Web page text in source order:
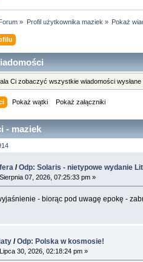
» Profil użytkownika maziek » Pokaż
Ci zobaczyć wszystkie wiadomości
Pokaż wątki Pokaż załączniki
- maziek
/Odp: Solaris - nietypowe wydanie
Sierpnia 07, 2026, 07:25:33 pm »
- biorąc pod uwagę epokę -
/Odp: Polska w kosmosie!
Lipca 30, 2026, 02:18:24 pm »